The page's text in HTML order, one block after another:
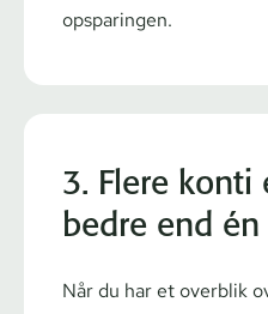
opsparingen.
3. Flere konti
bedre end én
Når du har et overblik